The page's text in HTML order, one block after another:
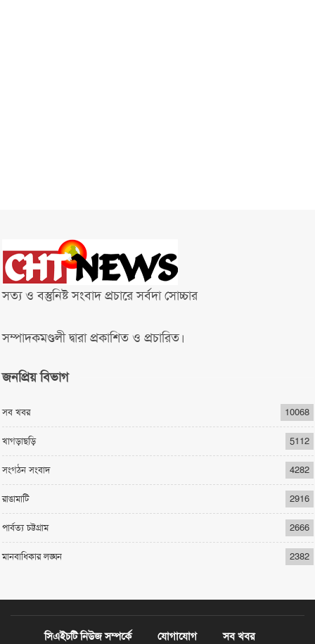
সত্য ও বস্তুনিষ্ট সংবাদ প্রচারে সর্বদা সোচ্চার
সম্পাদকমণ্ডলী দ্বারা প্রকাশিত ও প্রচারিত।
জনপ্রিয় বিভাগ
সব খবর 10068
খাগড়াছড়ি 5112
সংগঠন সংবাদ 4282
রাঙামাটি 2916
পার্বত্য চট্টগ্রাম 2666
মানবাধিকার লঙ্ঘন 2382
সিএইচটি নিউজ সম্পর্কে যোগাযোগ সব খবর